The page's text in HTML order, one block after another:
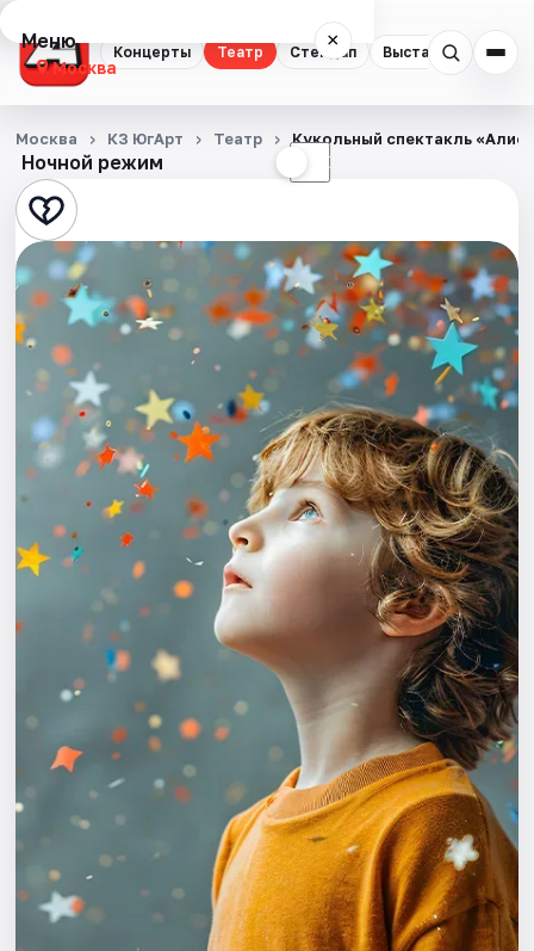
Концерты Театр Стендап Выставки
Меню ×
Москва
Концерты
Театр
Стендап
Выставки
Квесты
Экскурсии
Спорт
События
Площадки
Артисты
Рейтинги
Ночной режим ☾
Москва КЗ ЮгАрт Театр Кукольный спектакль